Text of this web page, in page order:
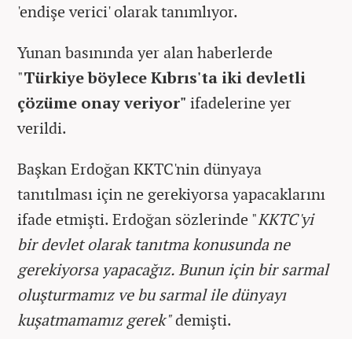
'endişe verici' olarak tanımlıyor.
Yunan basınında yer alan haberlerde
"Türkiye böylece Kıbrıs'ta iki devletli
çözüme onay veriyor" ifadelerine yer
verildi.
Başkan Erdoğan KKTC'nin dünyaya
tanıtılması için ne gerekiyorsa yapacaklarını
ifade etmişti. Erdoğan sözlerinde "KKTC'yi
bir devlet olarak tanıtma konusunda ne
gerekiyorsa yapacağız. Bunun için bir sarmal
oluşturmamız ve bu sarmal ile dünyayı
kuşatmamamız gerek"demişti.